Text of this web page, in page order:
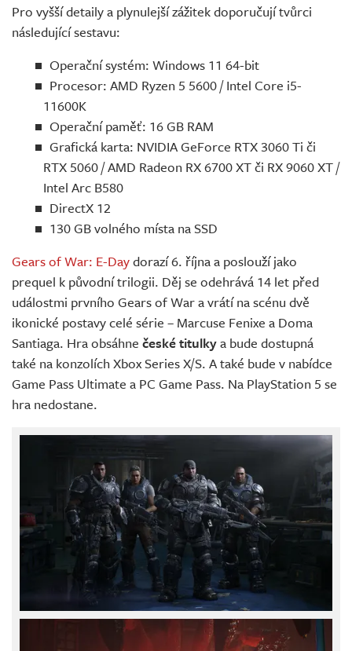
Pro vyšší detaily a plynulejší zážitek doporučují tvůrci
následující sestavu:
Operační systém: Windows 11 64-bit
Procesor: AMD Ryzen 5 5600 / Intel Core i5-
11600K
Operační paměť: 16 GB RAM
Grafická karta: NVIDIA GeForce RTX 3060 Ti či
RTX 5060 / AMD Radeon RX 6700 XT či RX 9060 XT /
Intel Arc B580
DirectX 12
130 GB volného místa na SSD
Gears of War: E-Daydorazí 6. října a poslouží jako
prequel k původní trilogii. Děj se odehrává 14 let před
událostmi prvního Gears of War a vrátí na scénu dvě
ikonické postavy celé série – Marcuse Fenixe a Doma
Santiaga. Hra obsáhne české titulkya bude dostupná
také na konzolích Xbox Series X/S. A také bude v nabídce
Game Pass Ultimate a PC Game Pass. Na PlayStation 5 se
hra nedostane.